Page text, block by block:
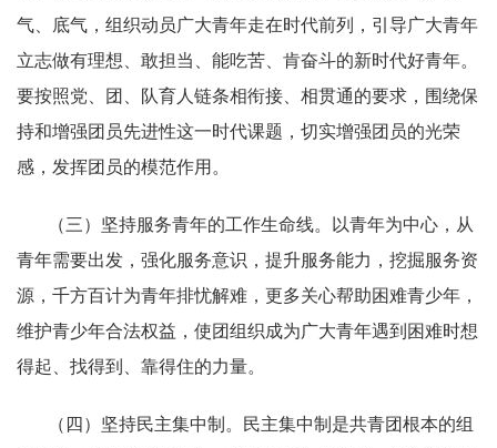
气、底气，组织动员广大青年走在时代前列，引导广大青年
立志做有理想、敢担当、能吃苦、肯奋斗的新时代好青年。
要按照党、团、队育人链条相衔接、相贯通的要求，围绕保
持和增强团员先进性这一时代课题，切实增强团员的光荣
感，发挥团员的模范作用。
（三）坚持服务青年的工作生命线。以青年为中心，从
青年需要出发，强化服务意识，提升服务能力，挖掘服务资
源，千方百计为青年排忧解难，更多关心帮助困难青少年，
维护青少年合法权益，使团组织成为广大青年遇到困难时想
得起、找得到、靠得住的力量。
（四）坚持民主集中制。民主集中制是共青团根本的组